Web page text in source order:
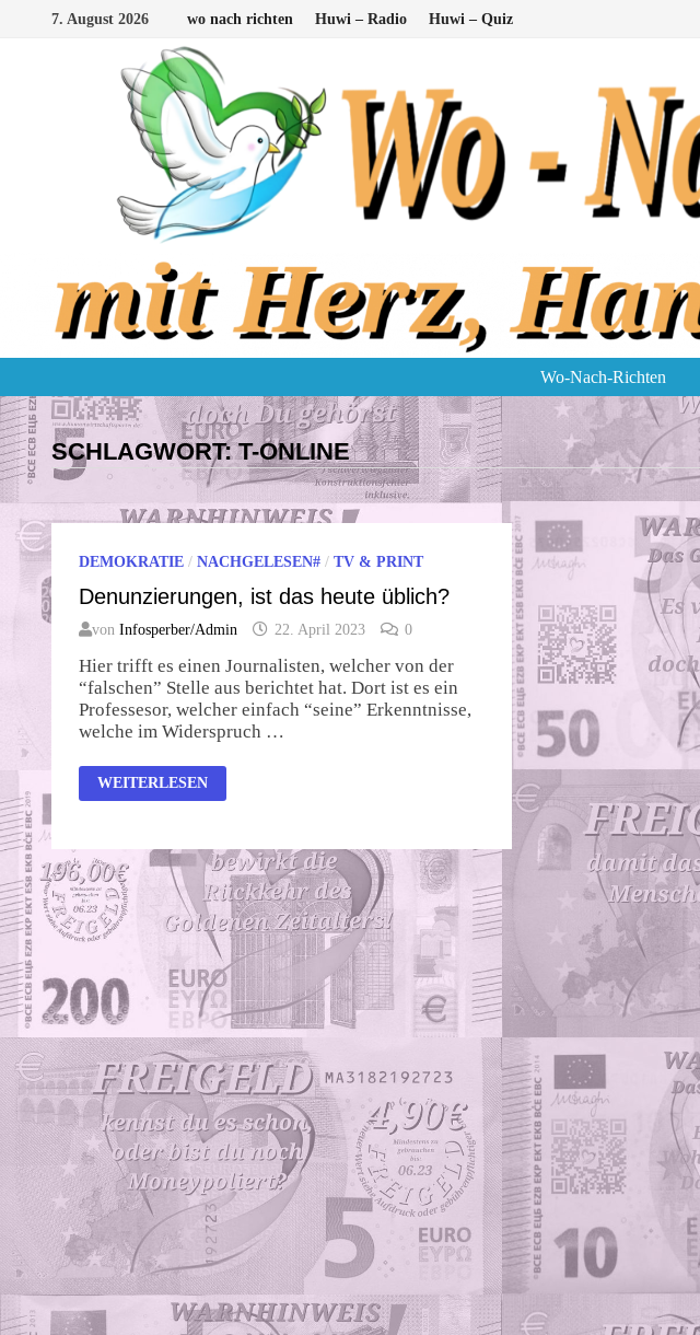
7. August 2026 wo nach richten Huwi – Radio Huwi – Quiz
Wo-Nach-Richten
SCHLAGWORT:T-ONLINE
DEMOKRATIE / NACHGELESEN# / TV & PRINT
Denunzierungen, ist das heute üblich?
von Infosperber/Admin 22. April 2023 0
Hier trifft es einen Journalisten, welcher von der
“falschen” Stelle aus berichtet hat. Dort ist es ein
Professesor, welcher einfach “seine” Erkenntnisse,
welche im Widerspruch …
DENUNZIERUNGEN,
IST
WEITERLESEN